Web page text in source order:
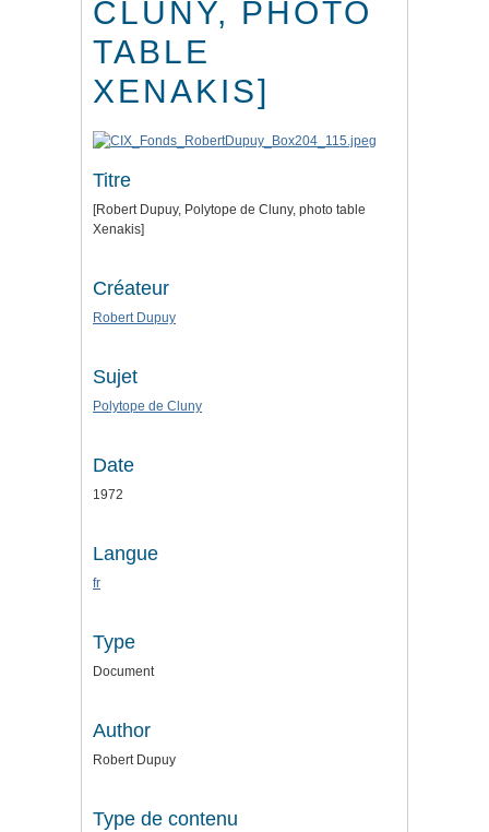
CLUNY, PHOTO
TABLE
XENAKIS]
Titre
[Robert Dupuy, Polytope de Cluny, photo table
Xenakis]
Créateur
Robert Dupuy
Sujet
Polytope de Cluny
Date
1972
Langue
fr
Type
Document
Author
Robert Dupuy
Type de contenu